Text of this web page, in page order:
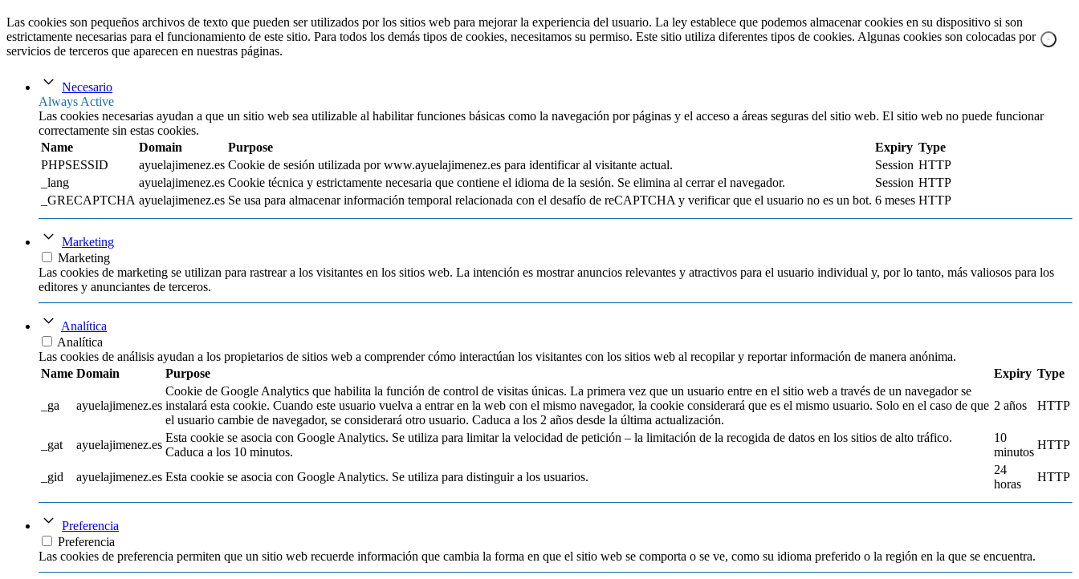
Las cookies son pequeños archivos de texto que pueden ser utilizados por los sitios web para mejorar la experiencia del usuario. La ley establece que podemos almacenar cookies en su dispositivo si son
estrictamente necesarias para el funcionamiento de este sitio. Para todos los demás tipos de cookies, necesitamos su permiso. Este sitio utiliza diferentes tipos de cookies. Algunas cookies son colocadas por
servicios de terceros que aparecen en nuestras páginas.
Necesario
Always Active
Las cookies necesarias ayudan a que un sitio web sea utilizable al habilitar funciones básicas como la navegación por páginas y el acceso a áreas seguras del sitio web. El sitio web no puede funcionar
correctamente sin estas cookies.
Name
Domain Purpose Expiry Type
PHPSESSID
ayuelajimenez.es Cookie de sesión utilizada por www.ayuelajimenez.es para identificar al visitante actual. Session HTTP
_lang
ayuelajimenez.es Cookie técnica y estrictamente necesaria que contiene el idioma de la sesión. Se elimina al cerrar el navegador. Session HTTP
_GRECAPTCHA ayuelajimenez.es Se usa para almacenar información temporal relacionada con el desafío de reCAPTCHA y verificar que el usuario no es un bot. 6 meses HTTP
Marketing
Marketing
Las cookies de marketing se utilizan para rastrear a los visitantes en los sitios web. La intención es mostrar anuncios relevantes y atractivos para el usuario individual y, por lo tanto, más valiosos para los
editores y anunciantes de terceros.
Analítica
Analítica
Las cookies de análisis ayudan a los propietarios de sitios web a comprender cómo interactúan los visitantes con los sitios web al recopilar y reportar información de manera anónima.
Name Domain Purpose Expiry Type
_ga ayuelajimenez.es
Cookie de Google Analytics que habilita la función de control de visitas únicas. La primera vez que un usuario entre en el sitio web a través de un navegador se
instalará esta cookie. Cuando este usuario vuelva a entrar en la web con el mismo navegador, la cookie considerará que es el mismo usuario. Solo en el caso de que
el usuario cambie de navegador, se considerará otro usuario. Caduca a los 2 años desde la última actualización.
2 años HTTP
_gat ayuelajimenez.es
Esta cookie se asocia con Google Analytics. Se utiliza para limitar la velocidad de petición – la limitación de la recogida de datos en los sitios de alto tráfico.
Caduca a los 10 minutos.
10
minutos
HTTP
_gid ayuelajimenez.es Esta cookie se asocia con Google Analytics. Se utiliza para distinguir a los usuarios.
24
horas
HTTP
Preferencia
Preferencia
Las cookies de preferencia permiten que un sitio web recuerde información que cambia la forma en que el sitio web se comporta o se ve, como su idioma preferido o la región en la que se encuentra.